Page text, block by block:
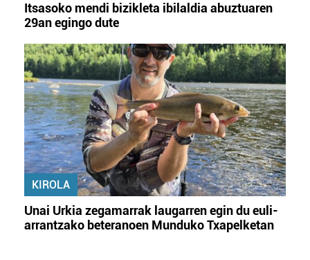
Itsasoko mendi bizikleta ibilaldia abuztuaren
29an egingo dute
KIROLA
Unai Urkia zegamarrak laugarren egin du euli-
arrantzako beteranoen Munduko Txapelketan